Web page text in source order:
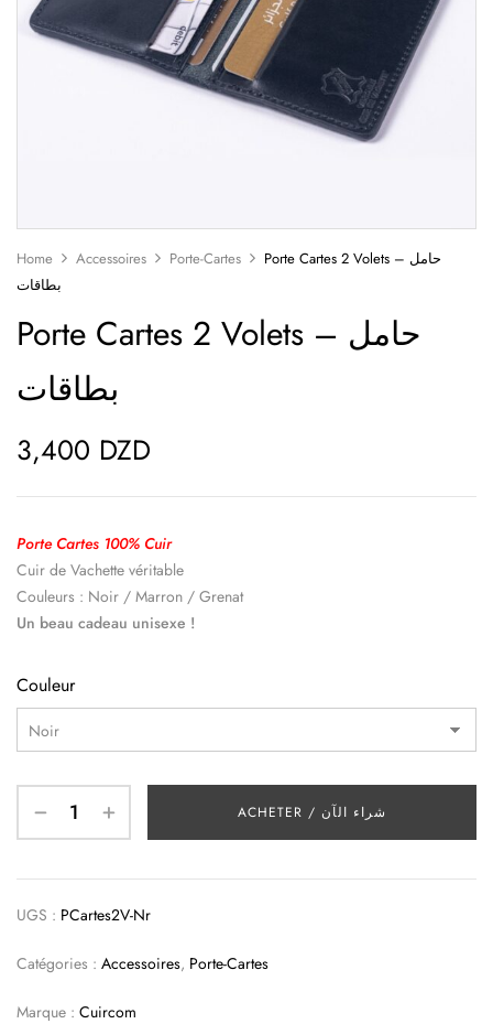
Home Accessoires Porte-Cartes
Porte Cartes 2 Volets – حامل
بطاقات
Porte Cartes 2 Volets – حامل
بطاقات
3,400 DZD
Porte Cartes 100% Cuir
Cuir de Vachette véritable
Couleurs : Noir / Marron / Grenat
Un beau cadeau unisexe !
Couleur
ACHETER / شراء الآن
UGS : PCartes2V-Nr
Catégories : Accessoires, Porte-Cartes
Marque : Cuircom